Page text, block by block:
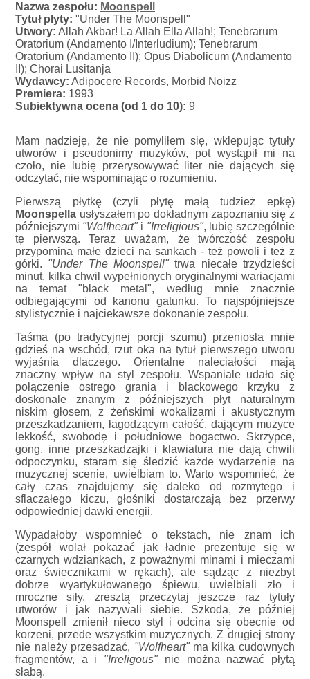
Nazwa zespołu: Moonspell
Tytuł płyty: "Under The Moonspell"
Utwory: Allah Akbar! La Allah Ella Allah!; Tenebrarum
Oratorium (Andamento I/Interludium); Tenebrarum
Oratorium (Andamento II); Opus Diabolicum (Andamento
II); Chorai Lusitanja
Wydawcy: Adipocere Records, Morbid Noizz
Premiera: 1993
Subiektywna ocena (od 1 do 10): 9
Mam nadzieję, że nie pomyliłem się, wklepując tytuły
utworów i pseudonimy muzyków, pot wystąpił mi na
czoło, nie lubię przerysowywać liter nie dających się
odczytać, nie wspominając o rozumieniu.
Pierwszą płytkę (czyli płytę małą tudzież epkę)
Moonspella usłyszałem po dokładnym zapoznaniu się z
późniejszymi "Wolfheart"i "Irreligious", lubię szczególnie
tę pierwszą. Teraz uważam, że twórczość zespołu
przypomina małe dzieci na sankach - też powoli i też z
górki. "Under The Moonspell"trwa niecałe trzydzieści
minut, kilka chwil wypełnionych oryginalnymi wariacjami
na temat "black metal", według mnie znacznie
odbiegającymi od kanonu gatunku. To najspójniejsze
stylistycznie i najciekawsze dokonanie zespołu.
Taśma (po tradycyjnej porcji szumu) przeniosła mnie
gdzieś na wschód, rzut oka na tytuł pierwszego utworu
wyjaśnia dlaczego. Orientalne naleciałości mają
znaczny wpływ na styl zespołu. Wspaniale udało się
połączenie ostrego grania i blackowego krzyku z
doskonale znanym z późniejszych płyt naturalnym
niskim głosem, z żeńskimi wokalizami i akustycznym
przeszkadzaniem, łagodzącym całość, dającym muzyce
lekkość, swobodę i południowe bogactwo. Skrzypce,
gong, inne przeszkadzajki i klawiatura nie dają chwili
odpoczynku, staram się śledzić każde wydarzenie na
muzycznej scenie, uwielbiam to. Warto wspomnieć, że
cały czas znajdujemy się daleko od rozmytego i
sflaczałego kiczu, głośniki dostarczają bez przerwy
odpowiedniej dawki energii.
Wypadałoby wspomnieć o tekstach, nie znam ich
(zespół wolał pokazać jak ładnie prezentuje się w
czarnych wdziankach, z poważnymi minami i mieczami
oraz świecznikami w rękach), ale sądząc z niezbyt
dobrze wyartykułowanego śpiewu, uwielbiali zło i
mroczne siły, zresztą przeczytaj jeszcze raz tytuły
utworów i jak nazywali siebie. Szkoda, że później
Moonspell zmienił nieco styl i odcina się obecnie od
korzeni, przede wszystkim muzycznych. Z drugiej strony
nie należy przesadzać, "Wolfheart"ma kilka cudownych
fragmentów, a i "Irreligous"nie można nazwać płytą
słabą.